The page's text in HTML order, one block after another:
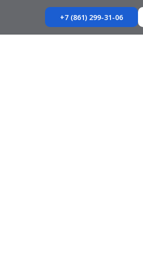
+7 (861) 299-31-06